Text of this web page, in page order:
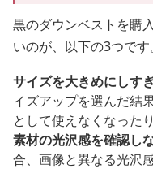
黒のダウンベストを購
いのが、以下の3つです。
サイズを大きめにしす
イズアップを選んだ結
として使えなくなった
素材の光沢感を確認し
合、画像と異なる光沢